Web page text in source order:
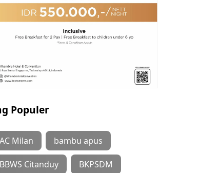
Populer
AC Milan bambu apus
BBWS Citanduy BKPSDM